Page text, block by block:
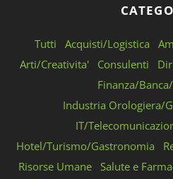
Tutti Acquisti/Logistica
Arti/Creativita'
Consulenti
Finanza/
Industria Orologiera/
IT/
Hotel/Turismo/Gastronomia
Risorse Umane
Salute e